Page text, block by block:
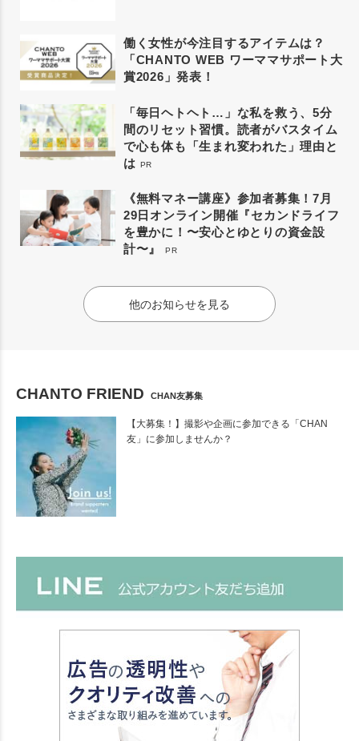
働く女性が今注目するアイテムは？
「CHANTO WEB ワーママサポート大
賞2026」発表！
「毎日ヘトヘト…」な私を救う、5分
間のリセット習慣。読者がバスタイム
で心も体も「生まれ変われた」理由と
は PR
《無料マネー講座》参加者募集！7月
29日オンライン開催『セカンドライフ
を豊かに！〜安心とゆとりの資金設
計〜』
PR
他のお知らせを見る
CHANTO FRIEND CHAN友募集
【大募集！】撮影や企画に参加できる「CHAN
友」に参加しませんか？